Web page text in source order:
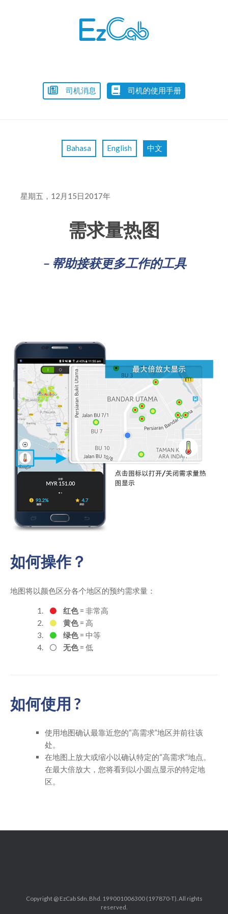
司机消息 司机的使用手册
Bahasa English 中文
星期五，12月15日2017年
需求量热图
– 帮助接获更多工作的工具
如何操作？
地图将以颜色区分各个地区的预约需求量：
红色= 非常高
黄色= 高
绿色= 中等
无色= 低
如何使用 ?
使用地图确认最靠近您的“高需求”地区并前往该
处。
在地图上放大或缩小以确认特定的“高需求”地点。
在最大倍放大，您将看到以小圆点显示的特定地
区。
Copyright @ EzCab Sdn. Bhd. 199001006300 (197870-T). All rights
reserved.